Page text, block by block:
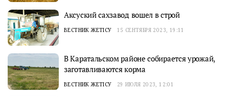
Аксуский сахзавод вошел в строй
ВЕСТНИК ЖЕТІСУ 15 СЕНТЯБРЯ 2023, 19:11
В Каратальском районе собирается урожай,
заготавливаются корма
ВЕСТНИК ЖЕТІСУ 29 ИЮЛЯ 2023, 12:01